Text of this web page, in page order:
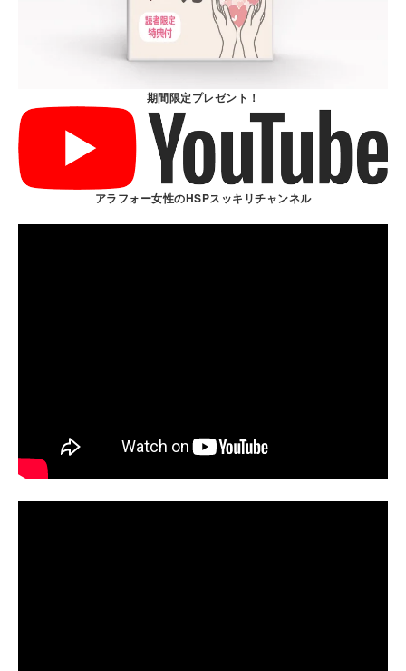
期間限定プレゼント！
アラフォー女性のHSPスッキリチャンネル